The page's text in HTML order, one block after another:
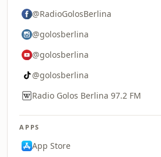
@RadioGolosBerlina
@golosberlina
@golosberlina
@golosberlina
Radio Golos Berlina 97.2 FM
APPS
App Store